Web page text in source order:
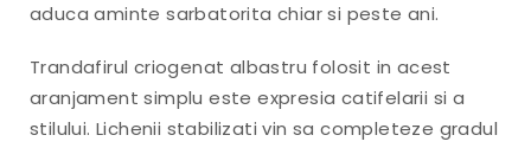
aduca aminte sarbatorita chiar si peste ani.
Trandafirul criogenat albastru folosit in acest
aranjament simplu este expresia catifelarii si a
stilului. Lichenii stabilizati vin sa completeze gradul